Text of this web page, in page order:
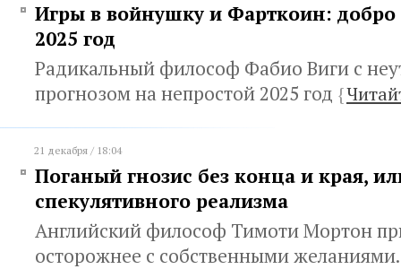
Игры в войнушку и Фарткоин: добро
2025 год
Радикальный философ Фабио Виги с
прогнозом на непростой 2025 год {
21 декабря / 18:04
Поганый гнозис без конца и края,
спекулятивного реализма
Английский философ Тимоти Мортон
осторожнее с собственными